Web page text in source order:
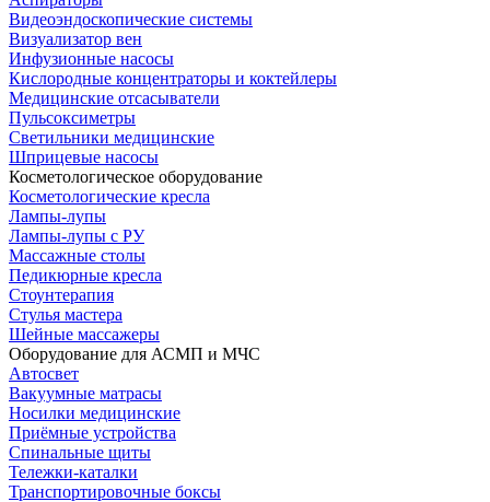
Видеоэндоскопические системы
Визуализатор вен
Инфузионные насосы
Кислородные концентраторы и коктейлеры
Медицинские отсасыватели
Пульсоксиметры
Светильники медицинские
Шприцевые насосы
Косметологическое оборудование
Косметологические кресла
Лампы-лупы
Лампы-лупы с РУ
Массажные столы
Педикюрные кресла
Стоунтерапия
Стулья мастера
Шейные массажеры
Оборудование для АСМП и МЧС
Автосвет
Вакуумные матрасы
Носилки медицинские
Приёмные устройства
Спинальные щиты
Тележки-каталки
Транспортировочные боксы